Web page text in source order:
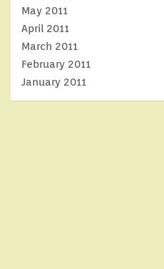
May 2011
April 2011
March 2011
February 2011
January 2011